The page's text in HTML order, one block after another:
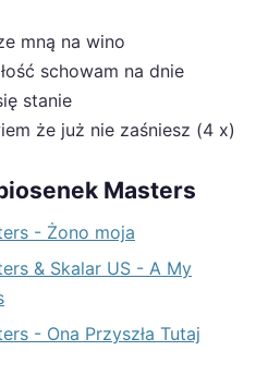
mną na wino
schowam na dnie
stanie
że już nie zaśniesz (4 x)
Masters
- Żono moja
& Skalar US - A My
- Ona Przyszła Tutaj